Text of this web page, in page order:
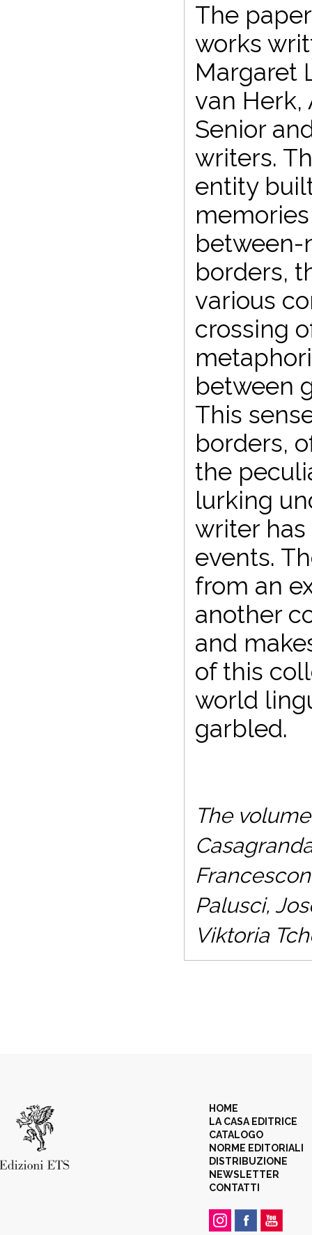
The
works
Margaret
van Herk,
Senior
writers.
entity
between-
borders,
various
crossing
between
This
borders,
the
lurking
writer
events.
from an
another
and
of this
world
garbled.
The
Palusci,
Viktoria
HOME
LA CASA EDITRICE
CATALOGO
NORME EDITORIALI
DISTRIBUZIONE
NEWSLETTER
CONTATTI